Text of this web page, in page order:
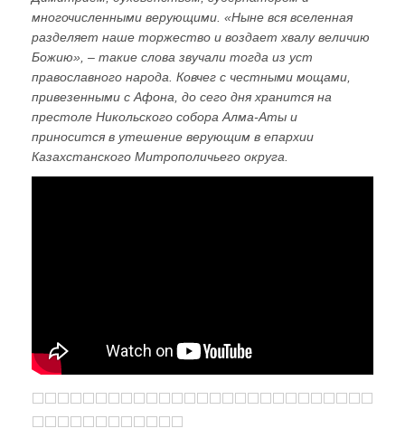
многочисленными верующими. «Ныне вся вселенная
разделяет наше торжество и воздает хвалу величию
Божию», – такие слова звучали тогда из уст
православного народа. Ковчег с честными мощами,
привезенными с Афона, до сего дня хранится на
престоле Никольского собора Алма-Аты и
приносится в утешение верующим в епархии
Казахстанского Митрополичьего округа.